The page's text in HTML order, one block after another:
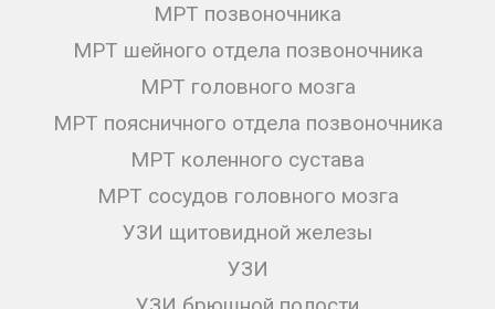
МРТ позвоночника
МРТ шейного отдела позвоночника
МРТ головного мозга
МРТ поясничного отдела позвоночника
МРТ коленного сустава
МРТ сосудов головного мозга
УЗИ щитовидной железы
УЗИ